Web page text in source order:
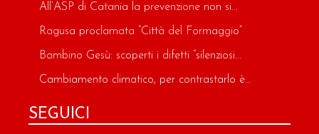
All’ASP di Catania la prevenzione non si...
Ragusa proclamata “Città del Formaggio”
Bambino Gesù: scoperti i difetti “silenziosi...
Cambiamento climatico, per contrastarlo è...
SEGUICI